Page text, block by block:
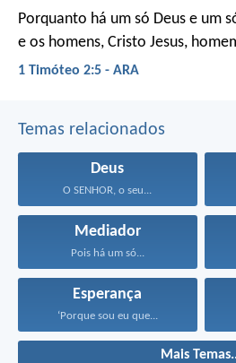
Porquanto há um só Deus e um
e os homens, Cristo Jesus,
1 Timóteo 2:5 - ARA
Temas relacionados
Deus
O SENHOR, o seu...
Mediador
Pois há um só...
Esperança
‘Porque sou eu que...
Mais